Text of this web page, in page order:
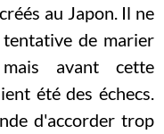
au Japon. Il ne
de marier
avant cette
été des échecs.
d'accorder trop